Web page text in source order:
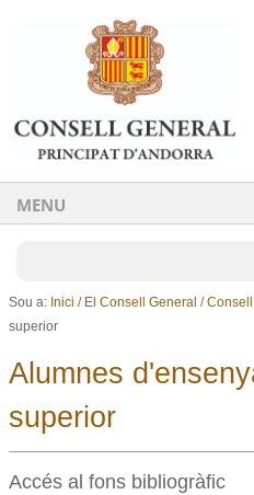
Ves al contingut.
Salta a la navegació
MENU
Sou a: Inici / El Consell General /
superior
Alumnes
superior
Accés al fons bibliogràfic